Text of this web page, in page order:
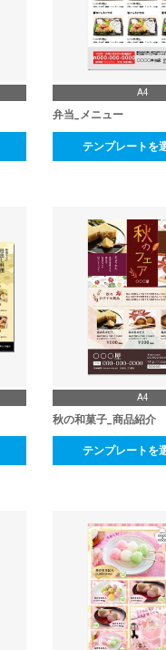
A4
弁当_メニュー
テンプレートを
A4
秋の和菓子_商品紹介
テンプレートを